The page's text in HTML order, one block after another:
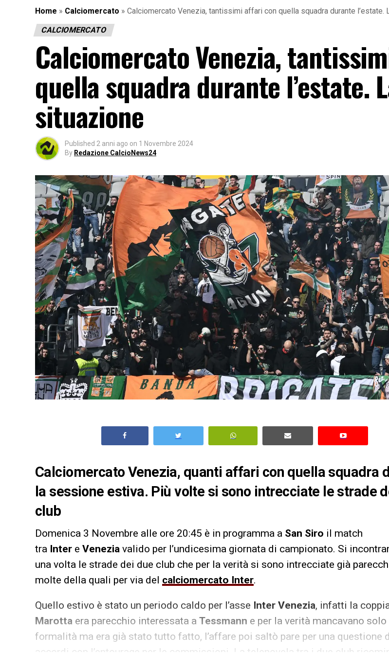
Home » Calciomercato » Calciomercato Venezia, tantissimi affari con quella squadra durante l’estate.
CALCIOMERCATO
Calciomercato Venezia,
quella squadra durante l’estate.
situazione
Published 2 anni ago on 1 Novembre 2024
By Redazione CalcioNews24
Calciomercato Venezia, quanti affari con quella squadra
la sessione estiva. Più volte si sono intrecciate le strade
club
Domenica 3 Novembre alle ore 20:45 è in programma a San Siro il match
tra Inter e Venezia valido per l’undicesima giornata di campionato. Si
una volta le strade dei due club che per la verità si sono intrecciate già
molte della quali per via del calciomercato Inter.
Quello estivo è stato un periodo caldo per l’asse Inter Venezia, infatti la
Marotta era parecchio interessata a Tessmann e per la verità mancavano solo
formalità ma era già stato tutto fatto, l’affare poi saltò pare per una questione